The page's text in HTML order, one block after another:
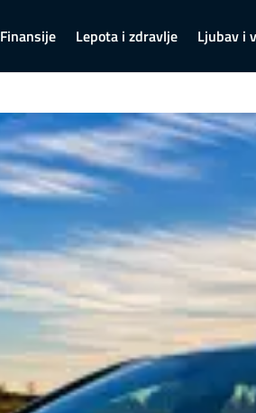
Finansije Lepota i zdravlje Ljubav i